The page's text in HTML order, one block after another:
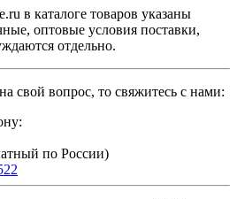
в каталоге товаров указаны
оптовые условия поставки,
отдельно.
свой вопрос, то свяжитесь с нами:
по России)